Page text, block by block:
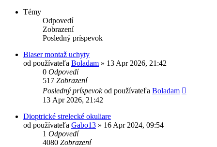
Témy
Odpovedí
Zobrazení
Posledný príspevok
Blaser montaž uchyty
od používateľa Boladam » 13 Apr 2026, 21:42
0 Odpovedí
517 Zobrazení
Posledný príspevokod používateľa Boladam
13 Apr 2026, 21:42
Dioptrické strelecké okuliare
od používateľa Gabo13 » 16 Apr 2024, 09:54
1 Odpovedí
4080 Zobrazení